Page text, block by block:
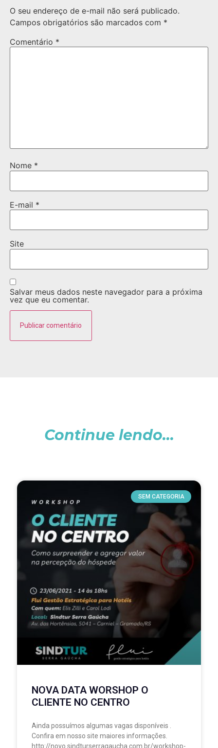
O seu endereço de e-mail não será publicado.
Campos obrigatórios são marcados com *
Comentário *
Nome *
E-mail *
Site
Salvar meus dados neste navegador para a próxima
vez que eu comentar.
Continue lendo...
SEM CATEGORIA
NOVA DATA WORSHOP O
CLIENTE NO CENTRO
Ainda possuímos algumas vagas disponíveis .
Confira em nosso site maiores informações.
http://novo.sindturserragaucha.com.br/workshop-